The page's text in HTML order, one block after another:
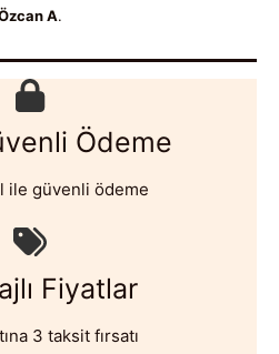
A.
Ödeme
ile güvenli ödeme
Fiyatlar
3 taksit fırsatı